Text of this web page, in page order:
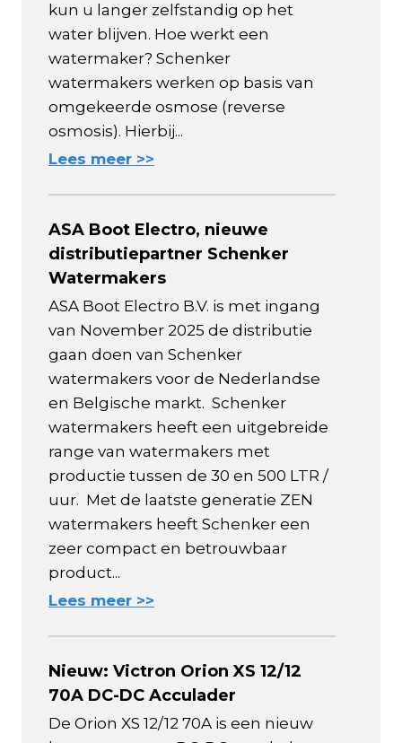
kun u langer zelfstandig op het
water blijven. Hoe werkt een
watermaker? Schenker
watermakers werken op basis van
omgekeerde osmose (reverse
osmosis). Hierbij...
Lees meer >>
ASA Boot Electro, nieuwe
distributiepartner Schenker
Watermakers
ASA Boot Electro B.V. is met ingang
van November 2025 de distributie
gaan doen van Schenker
watermakers voor de Nederlandse
en Belgische markt. Schenker
watermakers heeft een uitgebreide
range van watermakers met
productie tussen de 30 en 500 LTR /
uur. Met de laatste generatie ZEN
watermakers heeft Schenker een
zeer compact en betrouwbaar
product...
Lees meer >>
Nieuw: Victron Orion XS 12/12
70A DC-DC Acculader
De Orion XS 12/12 70A is een nieuw